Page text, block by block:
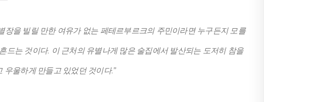
을 빌릴 만한 여유가 없는 페테르부르크의 주민이라면 누구든지 모를
드는 것이다. 이 근처의 유별나게 많은 술집에서 발산되는 도저히 참을
울하게 만들고 있었던 것이다.”